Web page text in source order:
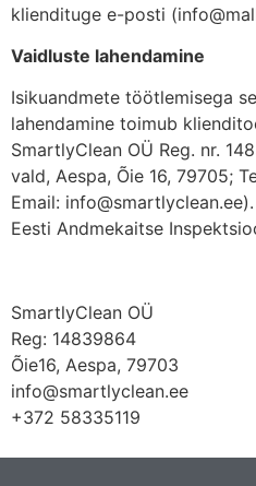
kliendituge e-posti
Vaidluste lahendamine
Isikuandmete töötlemisega
lahendamine toimub
SmartlyClean OÜ Reg. nr.
vald, Aespa, Õie 16, 79705;
Email:
Eesti Andmekaitse
SmartlyClean OÜ
Reg: 14839864
Õie16, Aespa, 79703
info@smartlyclean.ee
+372 58335119